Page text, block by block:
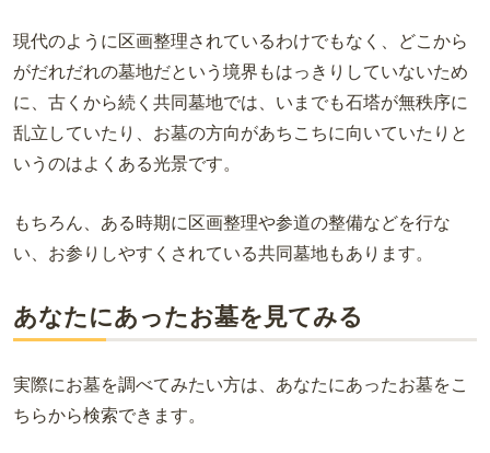
現代のように区画整理されているわけでもなく、どこから
がだれだれの墓地だという境界もはっきりしていないため
に、古くから続く共同墓地では、いまでも石塔が無秩序に
乱立していたり、お墓の方向があちこちに向いていたりと
いうのはよくある光景です。
もちろん、ある時期に区画整理や参道の整備などを行な
い、お参りしやすくされている共同墓地もあります。
あなたにあったお墓を見てみる
実際にお墓を調べてみたい方は、あなたにあったお墓をこ
ちらから検索できます。